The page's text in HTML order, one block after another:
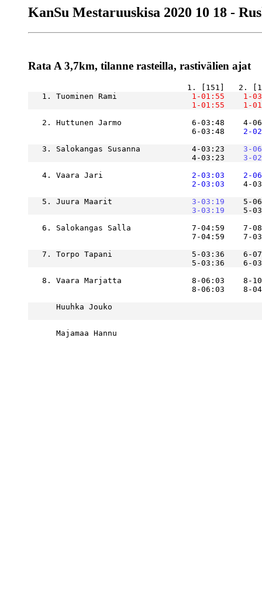
KanSu Mestaruuskisa 2020 10 18 -
Rata A 3,7km, tilanne rasteilla, rastivälien ajat
   1. Tuominen Rami
    1-01:55
1-
    1-01:55
1-
2. Huttunen Jarmo               6-03:48    4-
                                   6-03:48
2-
   3. Salokangas Susanna           4-03:23
3-
                                   4-03:23
3-
   4. Vaara Jari
    2-03:03
2-
    2-03:03
4-
   5. Juura Maarit
    3-03:19
5-
    3-03:19
5-
6. Salokangas Salla             7-04:59    7-
7-04:59    7-
7. Torpo Tapani                 5-03:36    6-
8. Vaara Marjatta               8-06:03    8-
Huuhka Jouko
Majamaa Hannu